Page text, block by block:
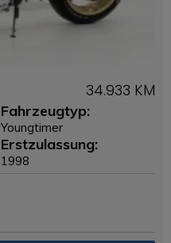
34.933 KM
Fahrzeugtyp:
Youngtimer
Erstzulassung:
1998